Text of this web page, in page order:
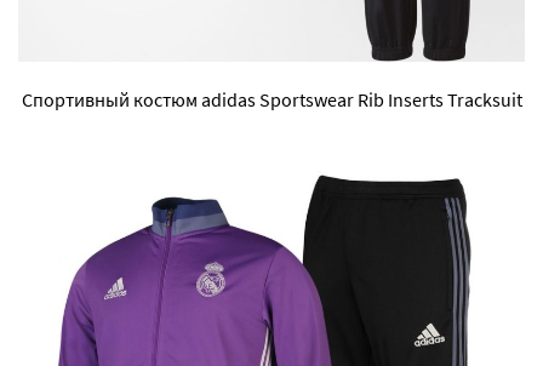
Спортивный костюм adidas Sportswear Rib Inserts Tracksuit